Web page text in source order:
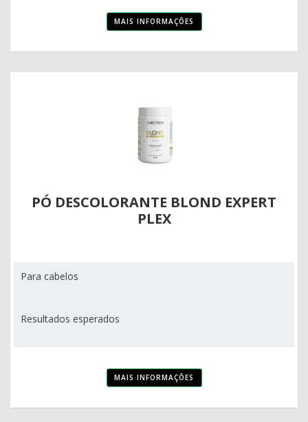
MAIS INFORMAÇÕES
PÓ DESCOLORANTE BLOND EXPERT
PLEX
Para cabelos
Resultados esperados
MAIS INFORMAÇÕES